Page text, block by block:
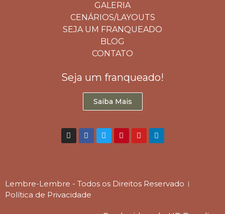
GALERIA
CENÁRIOS/LAYOUTS
SEJA UM FRANQUEADO
BLOG
CONTATO
Seja um franqueado!
Saiba Mais
Lembre-Lembre - Todos os Direitos Reservado
Política de Privacidade